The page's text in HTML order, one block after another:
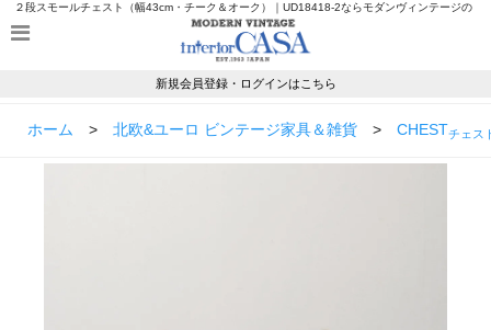
２段スモールチェスト（幅43cm・チーク＆オーク）｜UD18418-2ならモダンヴィンテージの
新規会員登録・ログインはこちら
ホーム > 北欧&ユーロ ビンテージ家具＆雑貨 > CHESTチェス